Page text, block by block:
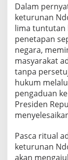
Dalam
keturunan
lima tuntutan
penetapan
negara,
masyarakat
tanpa
hukum
pengaduan
Presiden
Pasca ritual
keturunan
akan